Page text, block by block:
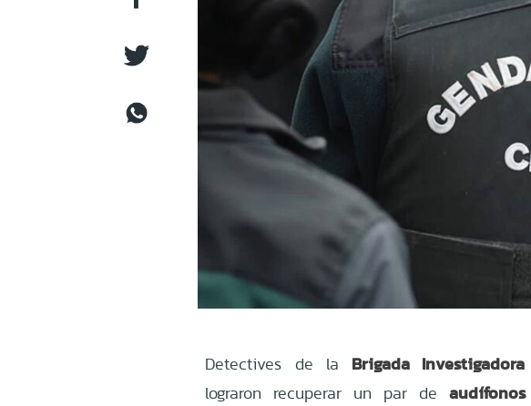
Detectives de la Brigada
lograron recuperar un par de